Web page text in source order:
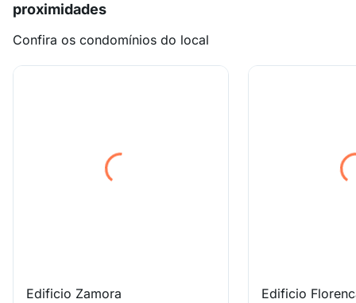
proximidades
Confira os condomínios do local
Edificio Zamora Edificio